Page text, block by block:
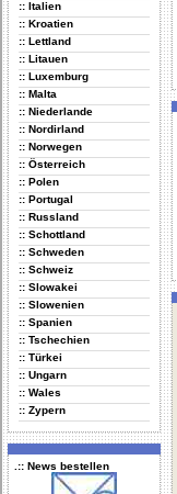
:: Italien
:: Kroatien
:: Lettland
:: Litauen
:: Luxemburg
:: Malta
:: Niederlande
:: Nordirland
:: Norwegen
:: Österreich
:: Polen
:: Portugal
:: Russland
:: Schottland
:: Schweden
:: Schweiz
:: Slowakei
:: Slowenien
:: Spanien
:: Tschechien
:: Türkei
:: Ungarn
:: Wales
:: Zypern
.:: News bestellen